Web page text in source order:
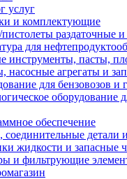
услуг
и комплектующие
раздаточные и
для
инструменты, пасты,
насосные агрегаты и
для бензовозов и
оборудование
обеспечение
соединительные
жидкости и запасные
и фильтрующие